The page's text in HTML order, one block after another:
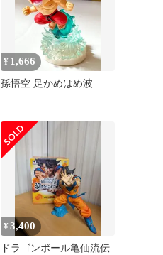
¥ 1,666
孫悟空 足かめはめ波
¥3,400
ドラゴンボール亀仙流伝